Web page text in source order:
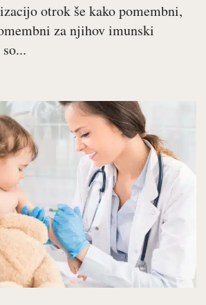
otrok še kako pomembni,
za njihov imunski